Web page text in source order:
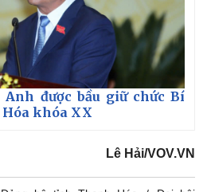
Xe máy
Anh được bầu giữ chức Bí
khóa XX
Lê Hải/VOV.VN